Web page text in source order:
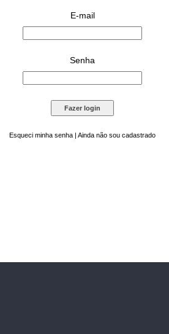
E-mail
Senha
Esqueci minha senha | Ainda não sou cadastrado